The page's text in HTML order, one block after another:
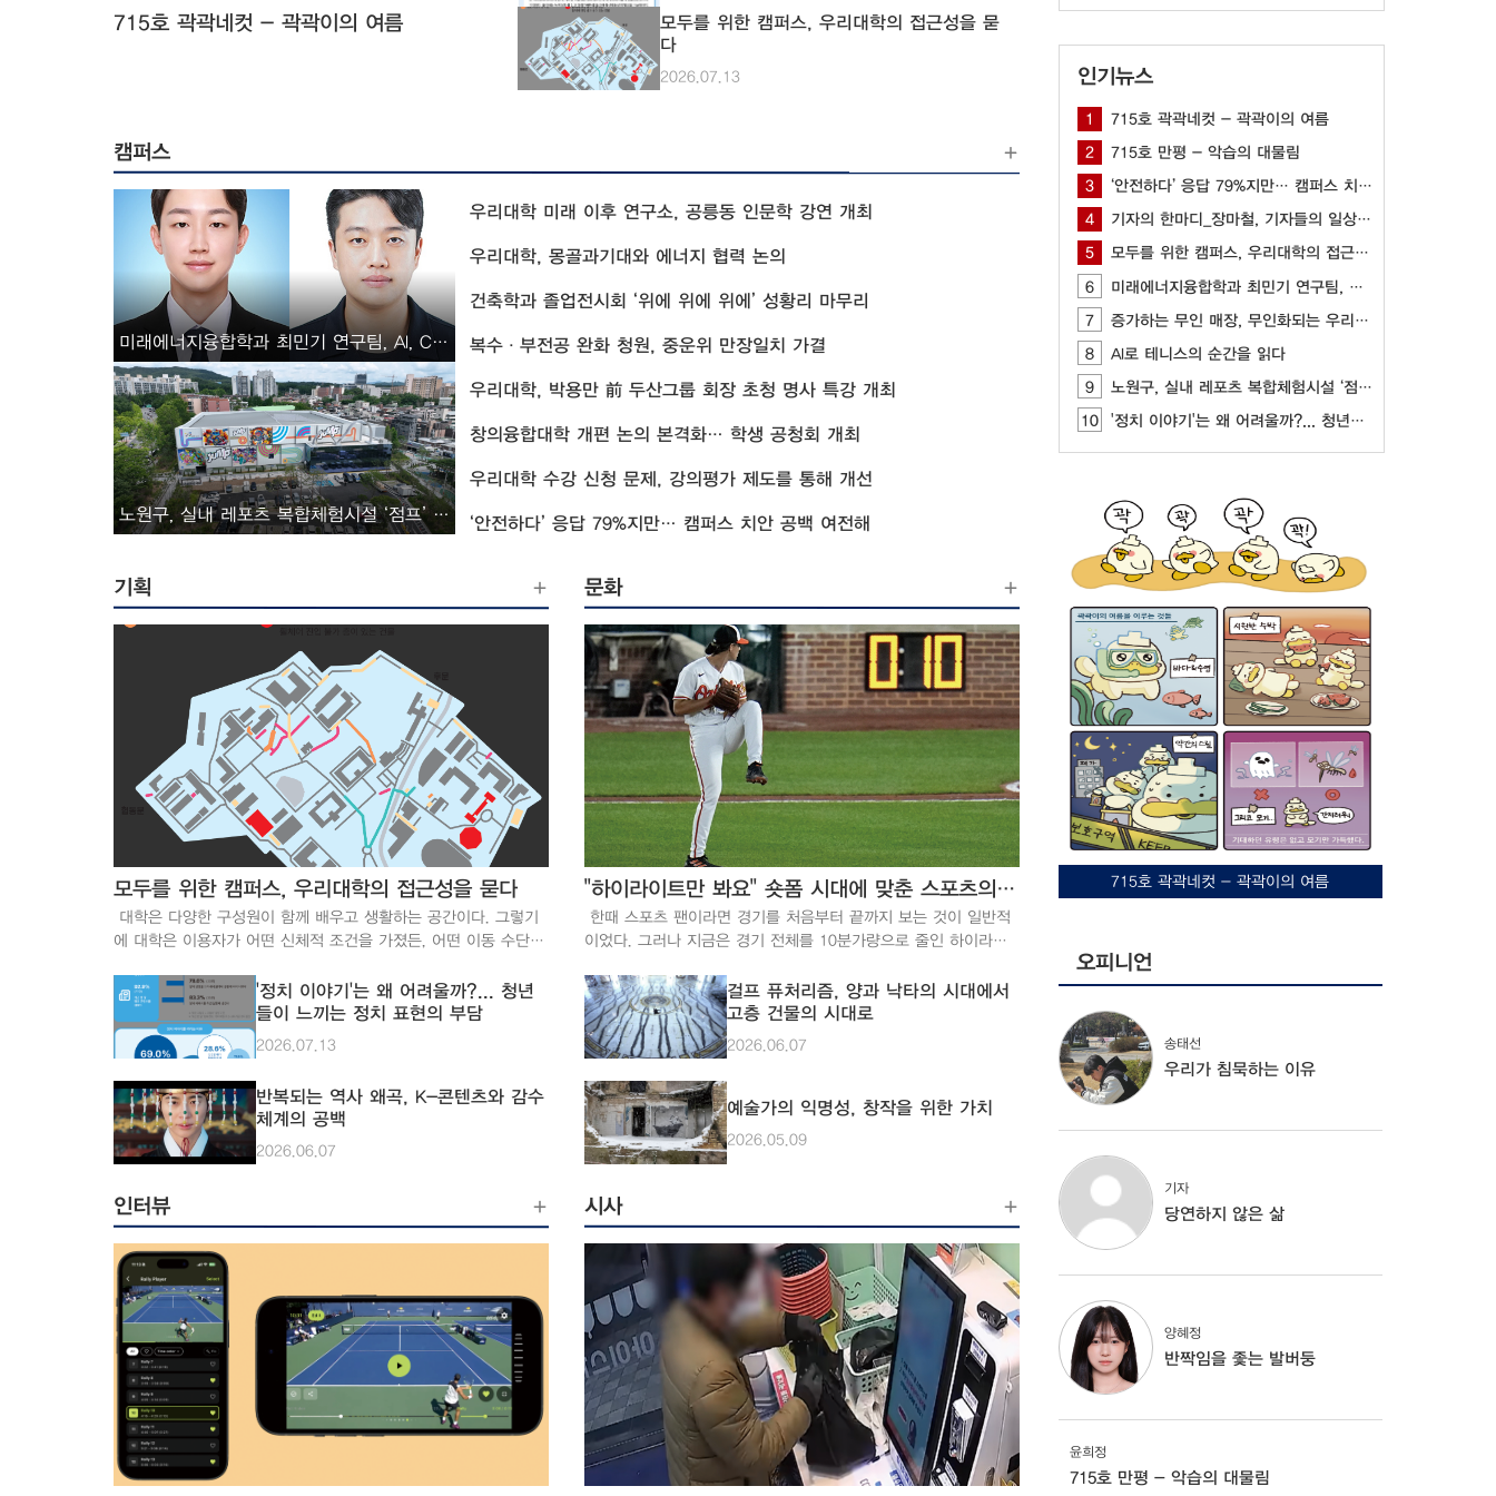
원을 만나봤다. 구 사원에 따르면 현재 우리대학은 각 직원당 4개에서
머지는 무인 경비로 운영된다. 현재 우리대학 치안 수준에 관한 질문
에 구 사원은 몇 가지 이유를 말하며 부정적인 반응을 보였다. 첫 번
째는 우리대학에 여러 경비업체가 들어와 있는 점이다. 현재 캠퍼스 건
물의 대부분을 담당하는 (주)삼경 엠에스 말고도 기숙사에 2개의 경비
업체, 테크노파크에 1개의 경비업체가 별도로 고용돼 있는 상황이다.
기숙사 학생들이 문제가 발생하면 상황실로 연락하는 경우가 존재한
다. 하지만 상황실은 기숙사에 일절 관여하지 않기 때문에 문제를 해결
해 줄 수 없다. 구 사원은 이러한 상황에 대해 “기숙사 관련 민원을 받
을 때마다 당황스럽다. 해결해 줄 수 있는 것이 아무것도 없기에 학생
들의 민원을 그대로 돌려보낼 수밖에 없다”고 말했다. 특히 우리대학에
서 24시간 근무하는 시설은 상황실뿐이기에 퇴근 시간 이후 이러한 문
스의 크기는 인서울 대학 중 5번째로 크다. 게다가 학교로 들어올 수
있는 출입구 또한 많다. 하지만 캠퍼스를 관리 순찰하는 상황실 인원
은 주간 4명, 야간 2명으로 운영된다. 이러한 인력 부족은 결국 무인
경비 체계로 이어지고, 상상관이나 다빈치관처럼 상주 경비 인원 없이
신호를 받고 출동하는 기계 경비의 개념을 가지지만 우리대학의 경우
는 건물에 상주하는 일반 경비 담당자가 부족해 상황실에서 직접 순찰
및 모니터 등 다양한 업무를 담당하고 있다. 특히 공사나 드라마 촬영
것이 현실”이라고 말했다. ▲ 작동 중인 CCTV 밑으로 우리대학 학생
이 지나가고 있다. 안전한 캠퍼스가 되기 위해선? 그렇다면 우리대
학이 앞으로 더욱 좋은 치안을 유지하기 위한 방안은 무엇이 있을까?
2025년 유일하게 대학교 소속으로 범죄예방대상 국무총리 표창을 수
상한 강석진 경상국립대 건축학과 교수에게 물어봤다. Q. 대학교 캠
퍼스 내에서 치안 유지를 위해 특히 신경을 써야 하는 부분은 무엇인가
많다 보니 전반적으론 보행자 안전에 초점을 두는 범죄 예방 대책이 제
일 필요합니다. 특히 심야 시간대 학생들의 이동을 대비하는 대책이 강
조돼야 합니다. 또한 기숙사의 경우 여러 명의 이용으로 인해 보안 시
스템의 무력화가 발생하는 경우가 있습니다. 때문에 맞춤형 전략이 별
도로 필요합니다. Q. 현재 서울과학기술대학교는 많은 공사를 통해
위해 주의해야 할 점은 무엇이 있을까요? A. 새로운 건물이 계속해서
지어지다 보니 사람들이 몰랐던 사각지대들이 많이 발생하게 될 것입
니다. 캠퍼스 범죄 안전의 현실적인 대책은 CCTV이기에 효율적인 위
치를 찾아내 설치해야 하고 사람들이 잘 인식할 수 있게 눈에 띄는 디
자인으로 설계돼야 합니다. Q. 서울과학기술대학교에 도입하기 좋은
범죄 예방 장치나 설비는 무엇이 있을까요? A. 서울과학기술대학교
캠퍼스는 큰 산을 끼지 않아 평지로 구성돼 있다는 장점을 가지고 있습
니다. 보행로의 폭이 넓은 편이기에 캠퍼스를 돌며 감시하는 방범 로봇
등의 도입을 시도해 보면 좋을 것 같습니다. 인터뷰를 마치며 강 교
말했다. 제도적인 측면에서는 범죄 발생 건수 및 범죄 불안감에 대한
시키기 위해선 시간의 경과에 따라 지속적인 유지 관리와 효과 분석이
매우 중요하다고 말했다. 정우정 기자 wjddnwjd03@seoultech.ac.k
r 홍준표 수습기자 jasonalice06@seoultech.ac.kr
편의시설을 갖추고 있다. 우리대학 장애학
생지원센터 담당자는 “장애 학생이 학내 시
설을 이용하는 데 필요한 기본적인 환경은
비교적 잘 갖춰져 있다”며 이에 더불어 “지
속적으로 장애 학생의 의견을 수렴해 학교
생활 중 경험하는 불편 사항을 확인하고, 필
요할 경우 관련 부서와 협의해 개선을 추진
하고 있다”고 덧붙였다. 기준 충족만으로
는 부족한 접근성 그러나 편의시설이 설
치돼 있다는 사실만으로 누구나 편리하게
캠퍼스를 이용하는 것은 아니다. 시설의 존
재 여부와 실제 이용 편의성에는 차이가 있
다. 지난 몇 개월 동안 목발을 이용해 캠퍼
스를 이동한 한민우 씨(전정·26)는 “오르
막길이나 계단을 불가피하게 이용해야 할
때는 넘어질 위험도 감수해야 했다”며 캠퍼
스 내부 이동의 어려움을 토로했다. 그는 캠
지 않으면 다른 오르막길로 돌아가야 해 시
간도 오래 걸리고 체력적으로도 부담이 컸
다”고 설명했다. 실제로 직접 창학관 정문
에서 상상관 정문까지 계단을 이용하는 경
결과, 계단을 이용했을 때는 약 3분, 우회했
을 때는 약 8분이 소요돼 약 5분의 시간 차
이가 나타났다. 계단 이용이 어려운 캠퍼스
구성원은 이동을 위해 더 긴 동선을 선택해
야 하는 셈이다. 또한 청운관과 테크노파크
등 언덕 위에 위치한 건물의 경우 다른 건
물들과 통하는 많은 경로가 계단 혹은 오르
막길로 이어져 있어 마찬가지로 이동에 어
려움이 있을 수 있다. 접근의 어려움은 야
외 공간에만 국한되지 않았다. 한 씨는 “대
어 목발을 짚은 상태에서는 문을 여는 것이
은 혼자 이용하기 쉽지 않다. 당겨서 여는
문은 출입 자체가 어렵고, 밀어서 여는 문
있다. 사실상 자동문이 아닌 문은 편히 이용
하기 어려운 것이다. 현재 우리대학에서 자
동문이 설치된 건물은 △어의관 △100주년
기념관 △아름관 △청운관 북관까지 총 4곳
하는 구성원에게는 출입 자체가 부담이 될
수 있다. 모두를 위한 접근성 개선 방안
장애학생지원센터 담당자는 접근성이 단순
히 편의시설을 설치하는 문제에 그쳐서는
의 편차를 줄이고 시설 개선 과정에서 장애
학생들의 실제 이용 경험을 적극 반영하는
것이 앞으로도 지속적으로 보완해야 할 과
제”라고 말했다. 다만 현실적인 어려움도
존재한다. 담당자는 “기존 건물은 구조나
공간 활용의 제약으로 원하는 형태의 시설
을 설치하기 어려운 경우가 있으며, 시설 개
선은 예산 확보와 여러 부서 간 협의가 함
께 이뤄져야 하는 만큼 충분한 검토가 필요
하다”고 설명했다. 이어 “무엇보다 중요한
715호 곽곽네컷 - 곽곽이의 여름 모두를 위한 캠퍼스, 우리대학의 접근성을 묻
다
2026.07.13
캠퍼스
미래에너지융합학과 최민기 연구팀, AI, CFD 기반 최적화 기술 개발
노원구, 실내 레포츠 복합체험시설 ‘점프’ 개관
우리대학 미래 이후 연구소, 공릉동 인문학 강연 개최
우리대학, 몽골과기대와 에너지 협력 논의
건축학과 졸업전시회 ‘위에 위에 위에’ 성황리 마무리
복수·부전공 완화 청원, 중운위 만장일치 가결
우리대학, 박용만 前 두산그룹 회장 초청 명사 특강 개최
창의융합대학 개편 논의 본격화… 학생 공청회 개최
우리대학 수강 신청 문제, 강의평가 제도를 통해 개선
‘안전하다’ 응답 79%지만… 캠퍼스 치안 공백 여전해
기획
모두를 위한 캠퍼스, 우리대학의 접근성을 묻다
대학은 다양한 구성원이 함께 배우고 생활하는 공간이다. 그렇기
에 대학은 이용자가 어떤 신체적 조건을 가졌든, 어떤 이동 수단을
나 이동에 제약이 생기는 순간, 평소에는 의식하지 못했던 문 하
나, 계단 하나가 큰 장벽이 되기도 한다. 목발을 짚거나 휠체어를
타고 건물 사이를 이동해야 하는 상황에서 과연 우리대학 캠퍼스
는 모두가 이용하기 편한 공간일까. 이에 본지는 장애 학생 편의시
설 현황과 실제 이용자의 경험을 통해 우리대학의 접근성을 살펴
봤다. 우리대학의 장애학생 편의시설 현황 장애학생 편의시설
은 ‘장애인·노인·임산부 등의 편의증진 보장에 관한 법률’, ‘장애
인차별금지 및 권리구제 등에 관한 법률’, ‘장애인 등에 대한 특수
장애인 주차구역과 △경사로 △승강기 △장애인 화장실 △점자블
록 등 기본적인 편의시설을 갖추고 있다. 우리대학 장애학생지원
센터 담당자는 “장애 학생이 학내 시설을 이용하는 데 필요한 기본
적인 환경은 비교적 잘 갖춰져 있다”며 이에 더불어 “지속적으로
장애 학생의 의견을 수렴해 학교생활 중 경험하는 불편 사항을 확
인하고, 필요할 경우 관련 부서와 협의해 개선을 추진하고 있다”고
덧붙였다. 기준 충족만으로는 부족한 접근성 그러나 편의시설
이 설치돼 있다는 사실만으로 누구나 편리하게 캠퍼스를 이용하는
것은 아니다. 시설의 존재 여부와 실제 이용 편의성에는 차이가 있
다. 지난 몇 개월 동안 목발을 이용해 캠퍼스를 이동한 한민우 씨
(전정·26)는 “오르막길이나 계단을 불가피하게 이용해야 할 때는
넘어질 위험도 감수해야 했다”며 캠퍼스 내부 이동의 어려움을 토
로했다. 그는 캠퍼스 내에서 가장 이동하기 어려웠던 장소로 상상
'정치 이야기'는 왜 어려울까?... 청년
들이 느끼는 정치 표현의 부담
2026.07.13
반복되는 역사 왜곡, K-콘텐츠와 감수
체계의 공백
2026.06.07
문화
"하이라이트만 봐요" 숏폼 시대에 맞춘 스포츠의 변화
한때 스포츠 팬이라면 경기를 처음부터 끝까지 보는 것이 일반적
이었다. 그러나 지금은 경기 전체를 10분가량으로 줄인 하이라이
서 스포츠 콘텐츠를 소비하는 팬들이 늘어나면서 스포츠 소비 방
식이 숏폼 중심으로 재편되고 있다. 리그와 협회는 이러한 흐름에
맞춰 콘텐츠 전략을 재편하고, 나아가 경기 규칙 자체를 바꾸는 방
식으로 응답하기 시작했다. 짧게 보는 팬들이 늘고 있다 팬들
의 소비 방식 변화는 모든 스포츠에 해당한다. 스포츠 트렌드 보고
서를 발간하는 딜로이트가 2025년 발표한 글로벌 스포츠 산업 보
고서에 따르면 10~30대 팬의 90% 이상이 소셜 미디어를 통해 경
기 클립과 하이라이트를 소비한다고 응답했다. 이는 스포츠 콘텐츠
을 시사한다. 경기 전체보다 결정적인 장면 하나가 담긴 클립을 찾
는 것이다. 팬들이 틱톡과 유튜브 쇼츠로 향하면서 스포츠 콘텐츠
의 무게중심도 그쪽으로 이동하고 있다. 우리대학 박세혁 스포츠
과학과 교수는 “스포츠를 통해 감독의 지략이나 선수들의 심리 상
태까지 전체적인 서사를 읽으면 좋다는 걸 알면서도, 실질적으로는
지루해서 다 못 보는 게 현실”이라며 “시간도 많이 걸리고 소비 패
턴 자체가 그렇게 빠르게 변했다”고 말했다. 그는 이를 사회 전반
의 흐름과 연결 지어 설명했다. 박 교수는 “미디어가 발달하면서
사람들의 행동이 변하듯이, 스포츠 소비 방식도 그 흐름 속에서 함
께 변하고 있는 것”이라며 “특히 젊은 세대일수록 빠른 것을 원하
기 때문에 이 트렌드는 앞으로도 계속될 것”이라고 전망했다. 리
그와 구단이 직접 숏폼을 만든다 스포츠 구단들도 팬들의 변화
를 받아들였다. 한국프로축구연맹은 2018년부터 틱톡과 파트너십
걸프 퓨처리즘, 양과 낙타의 시대에서
고층 건물의 시대로
2026.06.07
예술가의 익명성, 창작을 위한 가치
2026.05.09
인터뷰 시사
인기뉴스
1 715호 곽곽네컷 - 곽곽이의 여름
2 715호 만평 - 악습의 대물림
3 ‘안전하다’ 응답 79%지만… 캠퍼스 치안 공백 여전해
4 기자의 한마디_장마철, 기자들의 일상은?
5 모두를 위한 캠퍼스, 우리대학의 접근성을 묻다
6 미래에너지융합학과 최민기 연구팀, AI, CFD 기반 최적화 기술 개발
7 증가하는 무인 매장, 무인화되는 우리 사회
8 AI로 테니스의 순간을 읽다
9 노원구, 실내 레포츠 복합체험시설 ‘점프’ 개관
10 '정치 이야기'는 왜 어려울까?... 청년들이 느끼는 정치 표현의 부담
715호 곽곽네컷 - 곽곽이의 여름
오피니언
송태선
우리가 침묵하는 이유
기자
당연하지 않은 삶
양혜정
반짝임을 좇는 발버둥
윤희정
715호 만평 - 악습의 대물림